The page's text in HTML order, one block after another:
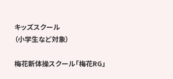
キッズスクール
（小学生など対象）
梅花新体操スクール「梅花RG」